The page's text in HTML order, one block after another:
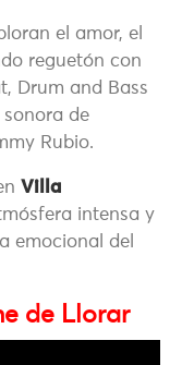
el amor, el
reguetón con
Drum and Bass
de
Rubio.
Villa
intensa y
emocional del
de Llorar